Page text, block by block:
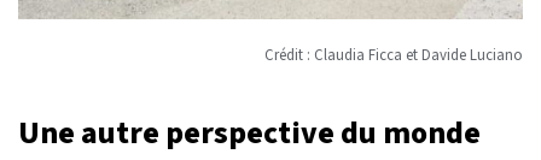
Crédit : Claudia Ficca et Davide Luciano
Une autre perspective du monde